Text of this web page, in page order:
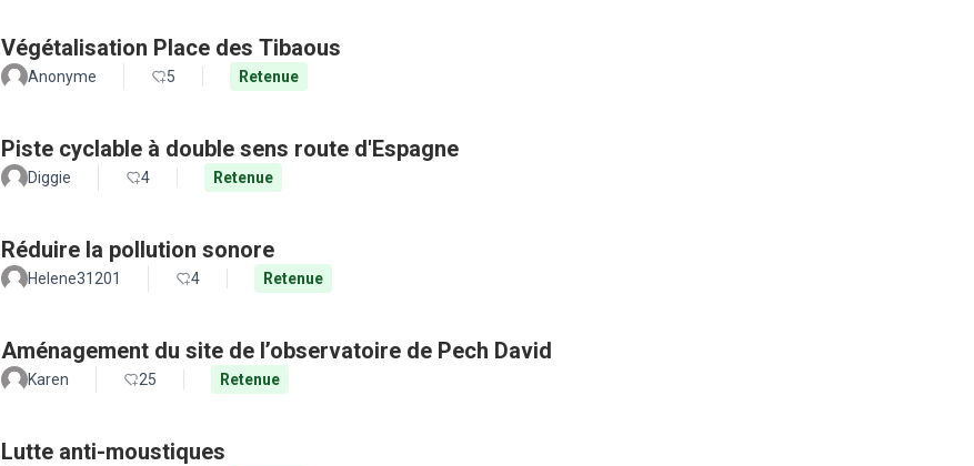
Végétalisation Place des Tibaous
Anonyme 5 Retenue
Piste cyclable à double sens route d'Espagne
Diggie 4 Retenue
Réduire la pollution sonore
Helene31201 4 Retenue
Aménagement du site de l’observatoire de Pech David
Karen 25 Retenue
Lutte anti-moustiques